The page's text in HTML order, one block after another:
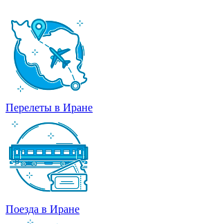
Перелеты в Иране
Поезда в Иране